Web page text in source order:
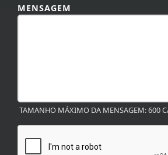
MENSAGEM
TAMANHO MÁXIMO DA MENSAGEM: 600